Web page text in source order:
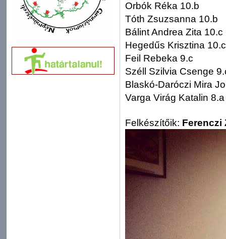
Orbók Réka 10.b
Tóth Zsuzsanna 10.b
Bálint Andrea Zita 10.c
Hegedűs Krisztina 10.c
Feil Rebeka 9.c
Széll Szilvia Csenge
Blaskó-Daróczi Mira
Varga Virág Katalin 8.a
Felkészítőik: Ferenczi